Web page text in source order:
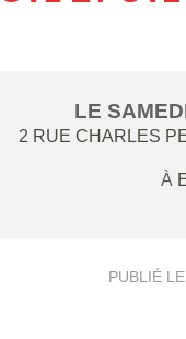
LE
2 RUE CHARLES
À
PUBLIÉ LE